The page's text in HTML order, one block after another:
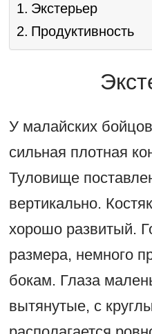
Экстерьер
Продуктивность
У малайских
сильная плотная
Туловище
вертикально.
хорошо развитый.
размера, немного
бокам. Глаза
вытянутые, с